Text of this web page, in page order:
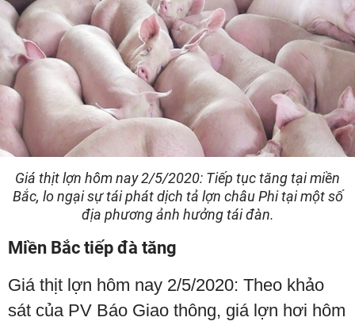
Giá thịt lợn hôm nay 2/5/2020: Tiếp tục tăng tại miền
Bắc, lo ngại sự tái phát dịch tả lợn châu Phi tại một số
địa phương ảnh hưởng tái đàn.
Miền Bắc tiếp đà tăng
Giá thịt lợn hôm nay 2/5/2020: Theo khảo
sát của PV Báo Giao thông, giá lợn hơi hôm